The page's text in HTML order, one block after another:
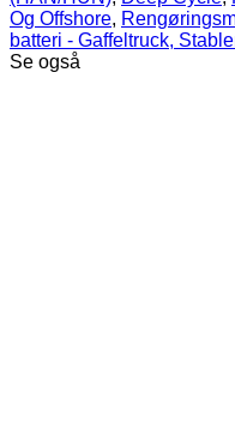
antal
Og Offshore,
batteri - Gaffeltruck,
Se også